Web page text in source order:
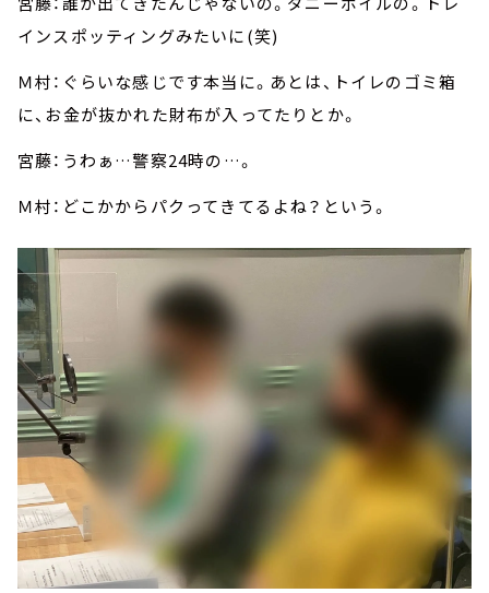
インスポッティングみたいに(笑)
Ｍ村：ぐらいな感じです本当に。あとは、トイレのゴミ箱
に、お金が抜かれた財布が入ってたりとか。
宮藤：うわぁ…警察24時の…。
Ｍ村：どこかからパクってきてるよね？という。